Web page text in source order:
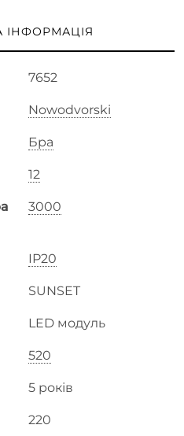
ІНФОРМАЦІЯ
7652
Nowodvorski
Бра
12
3000
IP20
SUNSET
LED модуль
520
5 років
220